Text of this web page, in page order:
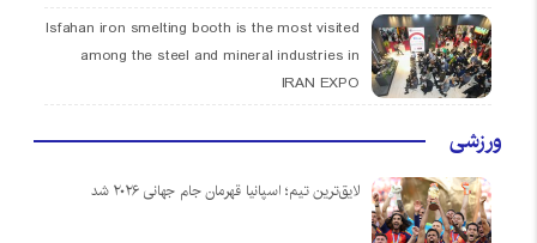
Isfahan iron smelting booth is the most visited
among the steel and mineral industries in
IRAN EXPO
ورزشی
لایق‌ترین تیم؛ اسپانیا قهرمان جام جهانی ۲۰۲۶ شد